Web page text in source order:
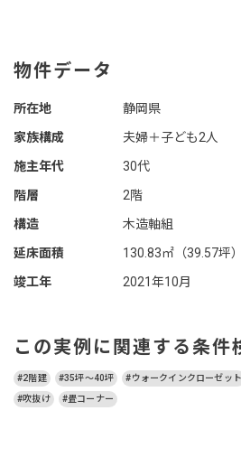
物件データ
所在地
静岡県
家族構成
夫婦＋子ども2人
施主年代
30代
階層
2階
構造
木造軸組
延床面積
130.83㎡（39.57坪）
竣工年
2021年10月
この実例に関連する条件
#2階建 #35坪～40坪 #ウォークインクローゼット
#吹抜け #畳コーナー